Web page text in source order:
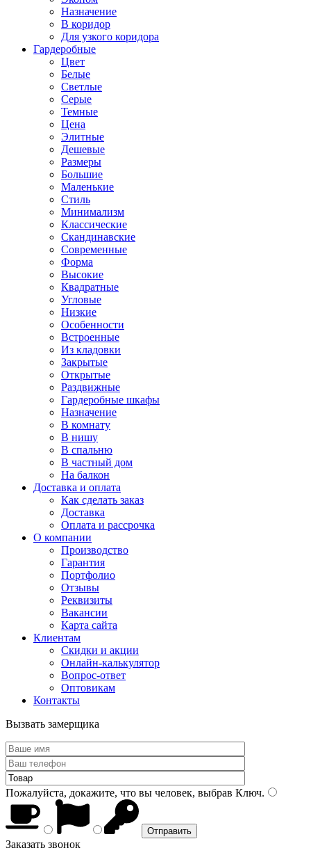
Назначение
В коридор
Для узкого коридора
Гардеробные
Цвет
Белые
Светлые
Серые
Темные
Цена
Элитные
Дешевые
Размеры
Большие
Маленькие
Стиль
Минимализм
Классические
Скандинавские
Современные
Форма
Высокие
Квадратные
Угловые
Низкие
Особенности
Встроенные
Из кладовки
Закрытые
Открытые
Раздвижные
Гардеробные шкафы
Назначение
В комнату
В нишу
В спальню
В частный дом
На балкон
Доставка и оплата
Как сделать заказ
Доставка
Оплата и рассрочка
О компании
Производство
Гарантия
Портфолио
Отзывы
Реквизиты
Вакансии
Карта сайта
Клиентам
Скидки и акции
Онлайн-калькулятор
Вопрос-ответ
Оптовикам
Контакты
Вызвать замерщика
Пожалуйста, докажите, что вы человек, выбрав Ключ.
Заказать звонок